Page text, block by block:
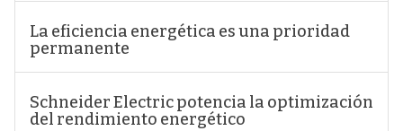
La eficiencia energética es una prioridad
permanente
Schneider Electric potencia la optimización
del rendimiento energético